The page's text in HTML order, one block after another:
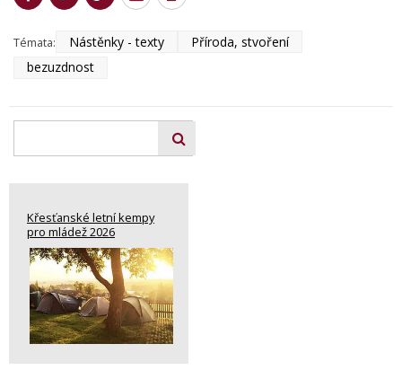
Témata: Nástěnky - texty
Příroda, stvoření
bezuzdnost
Křesťanské letní kempy
pro mládež 2026